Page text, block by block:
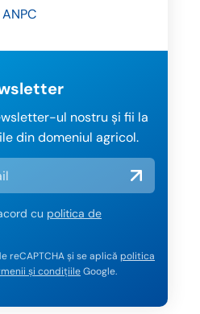
ANPC
ul nostru și fii la
din domeniul agricol.
cu politica de
reCAPTCHA și se aplică politica
și condițiileGoogle.